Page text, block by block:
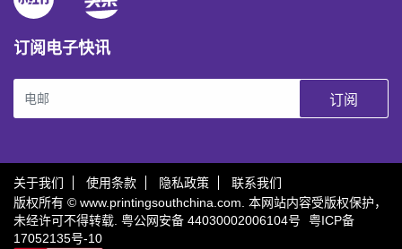
订阅电子快讯
订阅
关于我们 使用条款 隐私政策
联系我们
版权所有 © www.printingsouthchina.com. 本网站内容受版权保护，
未经许可不得转载. 粤公网安备 44030002006104号
粤ICP备
17052135号-10